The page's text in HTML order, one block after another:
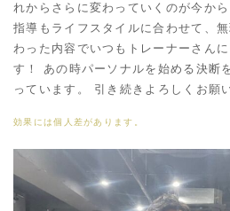
れからさらに変わっていくのが今か
指導もライフスタイルに合わせて、
わった内容でいつもトレーナーさん
す！ あの時パーソナルを始める決断
っています。 引き続きよろしくお願
効果には個人差があります。